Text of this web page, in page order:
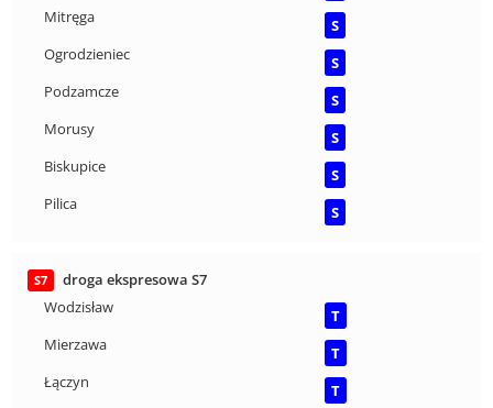
Mitręga
S
Ogrodzieniec
S
Podzamcze
S
Morusy
S
Biskupice
S
Pilica
S
S7
droga ekspresowa S7
Wodzisław
T
Mierzawa
T
Łączyn
T